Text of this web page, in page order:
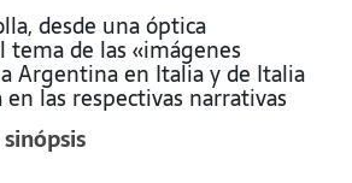
desde una óptica
tema de las «imágenes
Argentina en Italia y de Italia
las respectivas narrativas
especial, en las de la segunda